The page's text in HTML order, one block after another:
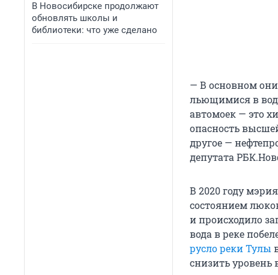
В Новосибирске продолжают
обновлять школы и
библиотеки: что уже сделано
— В основном
льющимися в
автомоек — это
опасность
другое —
депутата
В 2020 году
состоянием
и происходило
вода в реке
русло реки Тулы
снизить уровень